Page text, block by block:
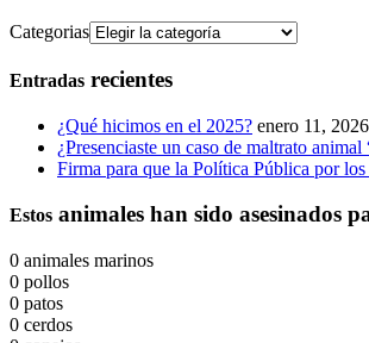
Categorias
Entradas recientes
¿Qué hicimos en el 2025? enero 11, 2026
¿Presenciaste un caso de maltrato animal
Firma para que la Política Pública por
Estos animales han sido asesinados
0 animales marinos
0 pollos
0 patos
0 cerdos